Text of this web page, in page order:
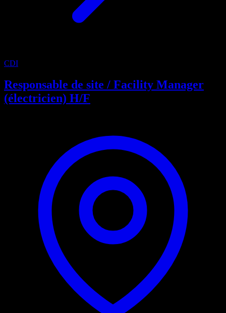
CDI
Responsable de site / Facility Manager
(électricien) H/F